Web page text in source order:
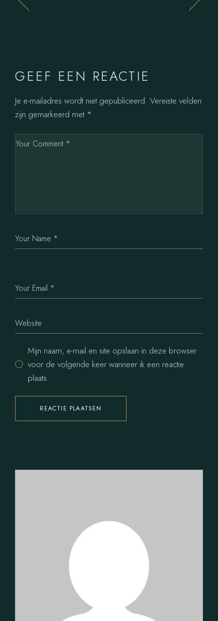
GEEF EEN REACTIE
Je e-mailadres wordt niet gepubliceerd. Vereiste velden
zijn gemarkeerd met *
Mijn naam, e-mail en site opslaan in deze browser
voor de volgende keer wanneer ik een reactie
plaats.
REACTIE PLAATSEN